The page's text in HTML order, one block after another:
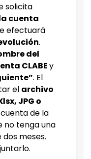
solicita
cuenta
efectuará
.
del
CLABEy
. El
el archivo
JPG o
de la
no tenga una
meses.